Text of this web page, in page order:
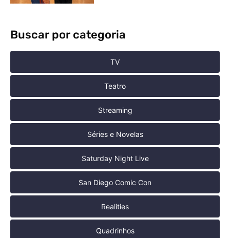
Buscar por categoria
TV
Teatro
Streaming
Séries e Novelas
Saturday Night Live
San Diego Comic Con
Realities
Quadrinhos